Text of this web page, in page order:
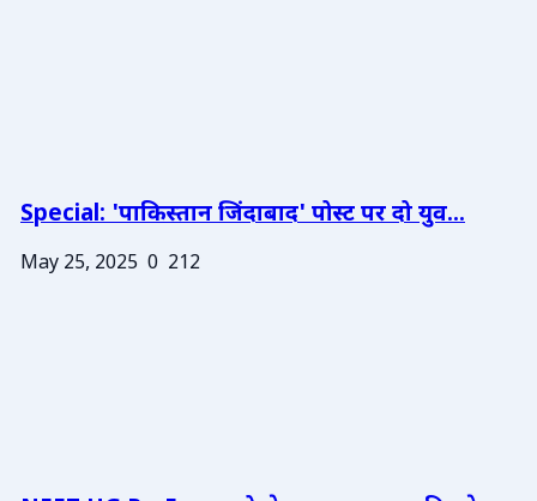
Special: 'पाकिस्तान जिंदाबाद' पोस्ट पर दो युव...
May 25, 2025 0 212